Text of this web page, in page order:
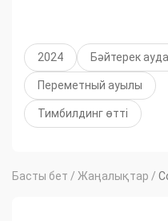
2024 Бәйтерек
Переметный ауылы
Тимбилдинг өтті
Басты бет / Жаңалықтар /